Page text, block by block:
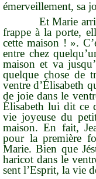
émerveillement, sa
Et Marie arrive
frappe à la porte,
cette maison ! ».
entre chez
maison et va
quelque chose de
ventre d’Élisabeth
de joie dans le
Élisabeth lui dit ce
vie joyeuse du
maison. En fait,
pour la première
Marie. Bien que
haricot dans le
sent l’Esprit, la vie